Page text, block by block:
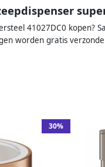
41027DC0 kopen?
worden gratis
30%